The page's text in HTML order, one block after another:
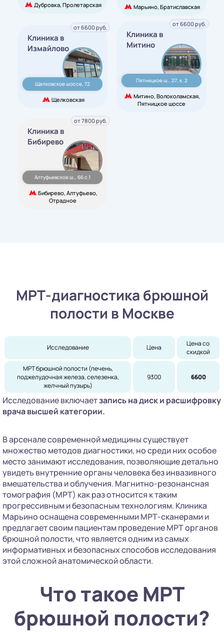
Дубровка, Пролетарская Марьино, Братиславская
Клиника в
Измайлово
Щелковское шоссе, 72
Щелковская
от 6600 руб.
Клиника в
Митино
Пятницкое ш., 27, к. 2
Митино, Волоколамская,
Пятницкое шоссе
от 6600 руб.
Клиника в
Бибирево
Алтуфьевское ш., 66 с.1
Бибирево, Алтуфьево,
Отрадное
от 7800 руб.
МРТ-диагностика брюшной
полости в Москве
Исследование Цена
Цена со
скидкой
МРТ брюшной полости (печень,
поджелудочная железа, селезенка,
желчный пузырь)
9300 6600
Исследование включаетзапись на диски расшифровку
врача высшей категории.
В арсенале современной медицины существует
множество методов диагностики, но среди них особое
место занимают исследования, позволяющие детально
увидеть внутренние органы человека без инвазивного
вмешательства и облучения. Магнитно-резонансная
томография (МРТ) как раз относится к таким
прогрессивным и безопасным технологиям. Клиника
Марьино оснащена современными МРТ-сканерами и
предлагает своим пациентам проведение МРТ органов
брюшной полости, что является одним из самых
информативных и безопасных способов исследования
этой сложной анатомической области.
Что такое МРТ
брюшной полости?